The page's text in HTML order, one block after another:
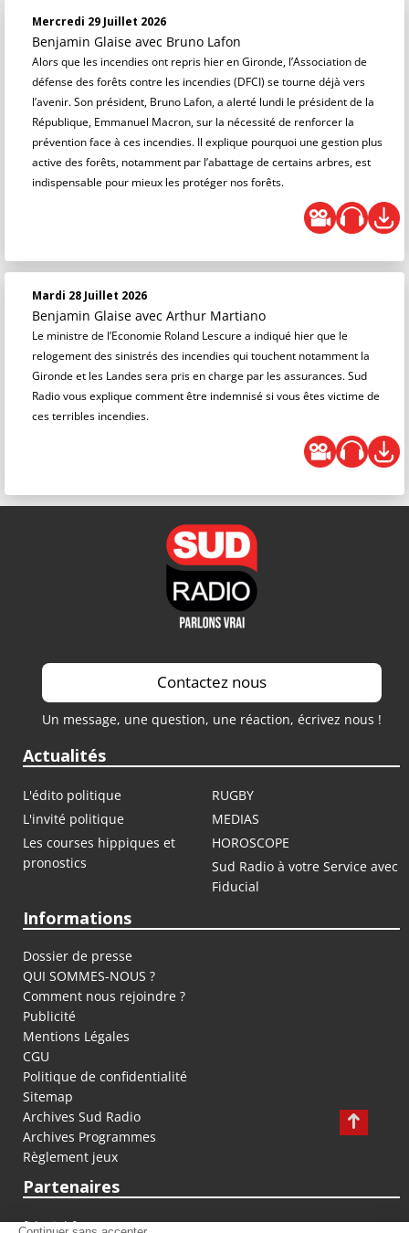
Mercredi 29 Juillet 2026
Benjamin Glaise avec Bruno Lafon
Alors que les incendies ont repris hier en Gironde, l’Association de
défense des forêts contre les incendies (DFCI) se tourne déjà vers
l’avenir. Son président, Bruno Lafon, a alerté lundi le président de la
République, Emmanuel Macron, sur la nécessité de renforcer la
prévention face à ces incendies. Il explique pourquoi une gestion plus
active des forêts, notamment par l’abattage de certains arbres, est
indispensable pour mieux les protéger nos forêts.
Mardi 28 Juillet 2026
Benjamin Glaise avec Arthur Martiano
Le ministre de l’Economie Roland Lescure a indiqué hier que le
relogement des sinistrés des incendies qui touchent notamment la
Gironde et les Landes sera pris en charge par les assurances. Sud
Radio vous explique comment être indemnisé si vous êtes victime de
ces terribles incendies.
Contactez nous
Un message, une question, une réaction, écrivez nous !
Actualités
L'édito politique
RUGBY
L'invité politique
MEDIAS
Les courses hippiques et
pronostics
HOROSCOPE
Sud Radio à votre Service avec
Fiducial
Informations
Dossier de presse
QUI SOMMES-NOUS ?
Comment nous rejoindre ?
Publicité
Mentions Légales
CGU
Politique de confidentialité
Sitemap
Archives Sud Radio
Archives Programmes
Règlement jeux
Partenaires
fiducial.fr